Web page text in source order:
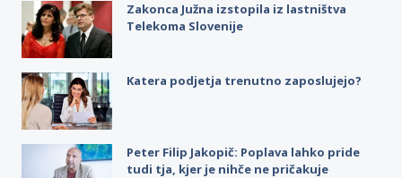
Zakonca Južna izstopila iz lastništva
Telekoma Slovenije
Katera podjetja trenutno zaposlujejo?
Peter Filip Jakopič: Poplava lahko pride
tudi tja, kjer je nihče ne pričakuje